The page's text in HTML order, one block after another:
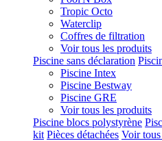
Tropic Octo
Waterclip
Coffres de filtration
Voir tous les produits
Piscine sans déclaration
Piscine Intex
Piscine Bestway
Piscine GRE
Voir tous les produits
Piscine blocs polystyrène
kit Pièces détachées Voir